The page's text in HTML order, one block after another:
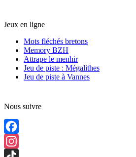
Jeux en ligne
Mots fléchés bretons
Memory BZH
Attrape le menhir
Jeu de piste : Mégalithes
Jeu de piste à Vannes
Nous suivre
Facebook